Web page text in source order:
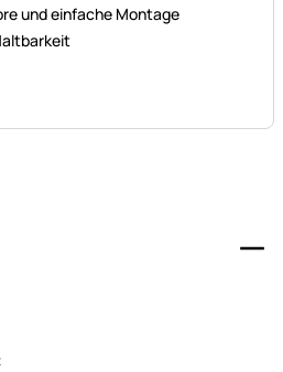
und einfache Montage